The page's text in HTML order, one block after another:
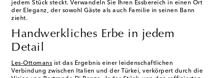
jedem Stück steckt. Verwandeln Sie Ihren Essbereich in einen Ort
der Eleganz, der sowohl Gäste als auch Familie in seinen Bann
zieht.
Handwerkliches Erbe in jedem
Detail
Les-Ottomans ist das Ergebnis einer leidenschaftlichen
Verbindung zwischen Italien und der Türkei, verkörpert durch die